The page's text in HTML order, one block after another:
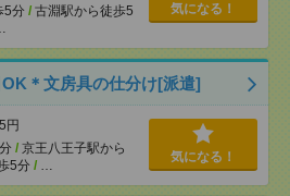
5分 / 古淵駅から徒歩5
気になる！
＊文房具の仕分け[派遣]
円
/ 京王八王子駅から
5分 / …
気になる！